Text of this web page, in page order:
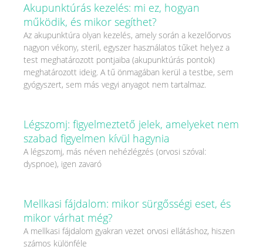
Akupunktúrás kezelés: mi ez, hogyan
működik, és mikor segíthet?
Az akupunktúra olyan kezelés, amely során a kezelőorvos
nagyon vékony, steril, egyszer használatos tűket helyez a
test meghatározott pontjaiba (akupunktúrás pontok)
meghatározott ideig. A tű önmagában kerül a testbe, sem
gyógyszert, sem más vegyi anyagot nem tartalmaz.
Légszomj: figyelmeztető jelek, amelyeket nem
szabad figyelmen kívül hagynia
A légszomj, más néven nehézlégzés (orvosi szóval:
dyspnoe), igen zavaró
Mellkasi fájdalom: mikor sürgősségi eset, és
mikor várhat még?
A mellkasi fájdalom gyakran vezet orvosi ellátáshoz, hiszen
számos különféle